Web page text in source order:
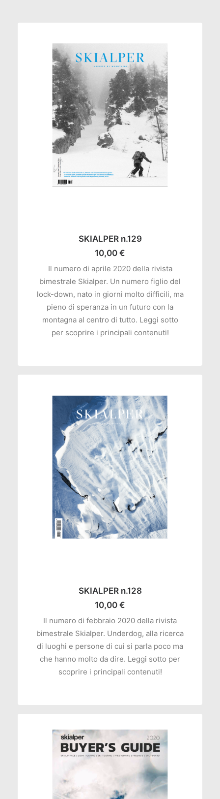
SKIALPER n.129
10,00 €
Il numero di aprile 2020 della rivista
bimestrale Skialper. Un numero figlio del
lock-down, nato in giorni molto difficili, ma
pieno di speranza in un futuro con la
montagna al centro di tutto. Leggi sotto
per scoprire i principali contenuti!
SKIALPER n.128
10,00 €
Il numero di febbraio 2020 della rivista
bimestrale Skialper. Underdog, alla ricerca
di luoghi e persone di cui si parla poco ma
che hanno molto da dire. Leggi sotto per
scoprire i principali contenuti!